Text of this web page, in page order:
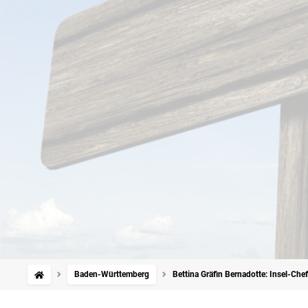
Baden-Württemberg Bettina Gräfin Bernadotte: Insel-